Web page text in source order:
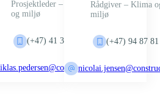
Prosjektleder – Klima
og miljø
(+47) 41 34 64 27
Rådgiver – Klima
miljø
(+47) 94 87